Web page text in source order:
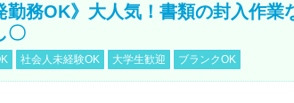
勤務OK》大人気！書類の封入作業
〇
社会人未経験OK 大学生歓迎 ブランクOK